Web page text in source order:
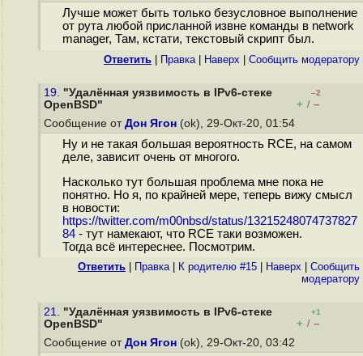
Лучше может быть только безусловное выполнение
от рута любой присланной извне команды в network
manager, Там, кстати, текстовый скрипт был.
Ответить Правка| Наверх Cообщить модератору
19. "Удалённая уязвимость в IPv6-стеке
OpenBSD"
–2
+ / –
Сообщение от Дон Ягон (ok), 29-Окт-20, 01:54
Ну и не такая большая вероятность RCE, на самом
деле, зависит очень от многого.
Насколько тут большая проблема мне пока не
понятно. Но я, по крайней мере, теперь вижу смысл
в новости:
https://twitter.com/m00nbsd/status/13215248074737827
84- тут намекают, что RCE таки возможен.
Тогда всё интереснее. Посмотрим.
Ответить Правка| К родителю #15 Наверх
Cообщить
модератору
21. "Удалённая уязвимость в IPv6-стеке
OpenBSD"
+1
+ / –
Сообщение от Дон Ягон (ok), 29-Окт-20, 03:42